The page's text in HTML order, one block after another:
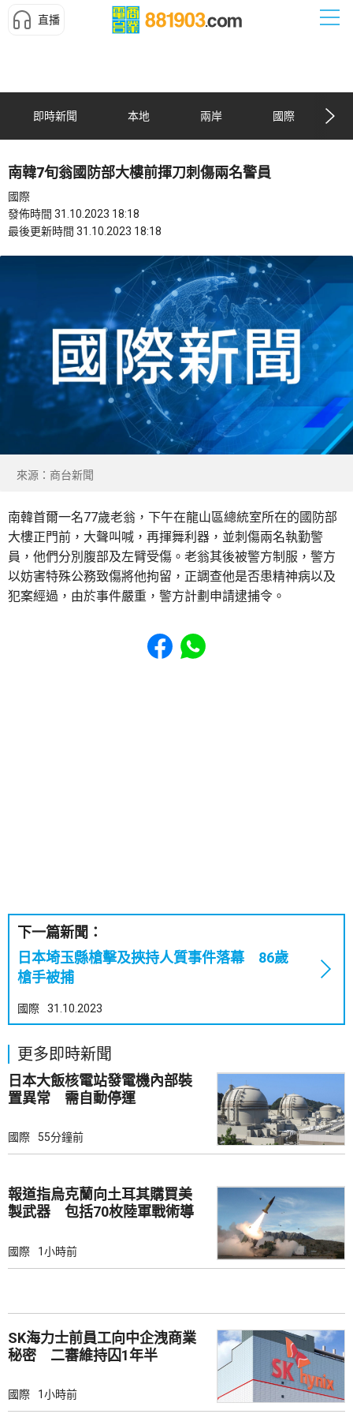
直播
即時新聞 本地 兩岸 國際
南韓7旬翁國防部大樓前揮刀刺傷兩名警員
國際
發佈時間 31.10.2023 18:18
最後更新時間 31.10.2023 18:18
來源：商台新聞
南韓首爾一名77歲老翁，下午在龍山區總統室所在的國防部
大樓正門前，大聲叫喊，再揮舞利器，並刺傷兩名執勤警
員，他們分別腹部及左臂受傷。老翁其後被警方制服，警方
以妨害特殊公務致傷將他拘留，正調查他是否患精神病以及
犯案經過，由於事件嚴重，警方計劃申請逮捕令。
Share to Facebook
Share to WhatsApp
下一篇新聞：
日本埼玉縣槍擊及挾持人質事件落幕 86歲
槍手被捕
國際 31.10.2023
更多即時新聞
日本大飯核電站發電機內部裝
置異常 需自動停運
國際 55分鐘前
報道指烏克蘭向土耳其購買美
製武器 包括70枚陸軍戰術導
國際 1小時前
SK海力士前員工向中企洩商業
秘密 二審維持囚1年半
國際 1小時前